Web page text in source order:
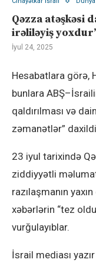
Qəzza atəşkəsi
irəliləyiş
İyul 24, 2025
Hesabatlara görə,
bunlara
qaldırılması və
zəmanətlər”
23 iyul tarixində
ziddiyyətli
razılaşmanın
xəbərlərin “tez
vurğulayıblar.
İsrail mediası